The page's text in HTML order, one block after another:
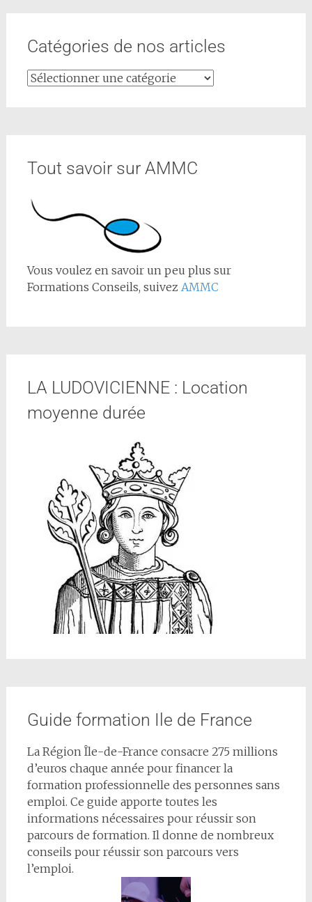
Catégories de nos articles
Tout savoir sur AMMC
Vous voulez en savoir un peu plus sur
Formations Conseils, suivez AMMC
LA LUDOVICIENNE : Location
moyenne durée
Guide formation Ile de France
La Région Île-de-France consacre 275 millions
d’euros chaque année pour financer la
formation professionnelle des personnes sans
emploi. Ce guide apporte toutes les
informations nécessaires pour réussir son
parcours de formation. Il donne de nombreux
conseils pour réussir son parcours vers
l’emploi.